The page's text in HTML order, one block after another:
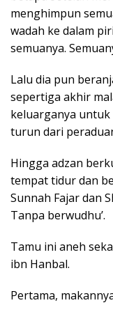
menghimpun
wadah ke dalam
semuanya.
Lalu dia pun
sepertiga akhir
keluarganya
turun dari
Hingga adzan
tempat tidur dan
Sunnah Fajar dan
Tanpa berwudhu’.
Tamu ini aneh
ibn Hanbal.
Pertama,